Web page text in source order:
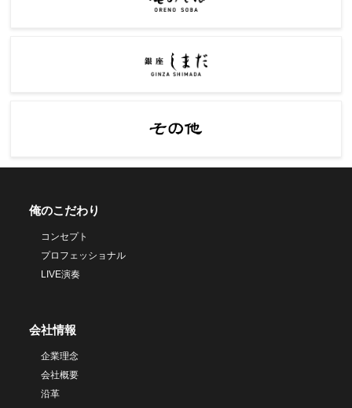
俺のこだわり
コンセプト
プロフェッショナル
LIVE演奏
会社情報
企業理念
会社概要
沿革